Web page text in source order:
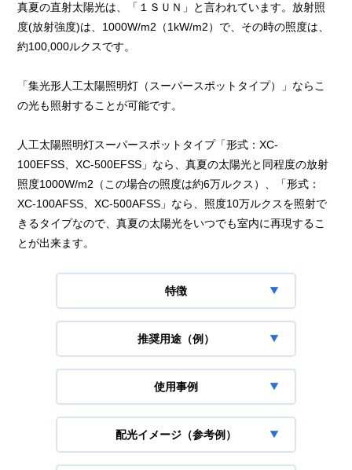
真夏の直射太陽光は、「１ＳＵＮ」と言われています。放射照
度(放射強度)は、1000W/m2（1kW/m2）で、その時の照度は、
約100,000ルクスです。
「集光形人工太陽照明灯（スーパースポットタイプ）」ならこ
の光も照射することが可能です。
人工太陽照明灯スーパースポットタイプ「形式：XC-
100EFSS、XC-500EFSS」なら、真夏の太陽光と同程度の放射
照度1000W/m2（この場合の照度は約6万ルクス）、「形式：
XC-100AFSS、XC-500AFSS」なら、照度10万ルクスを照射で
きるタイプなので、真夏の太陽光をいつでも室内に再現するこ
とが出来ます。
特徴
推奨用途（例）
使用事例
配光イメージ（参考例）